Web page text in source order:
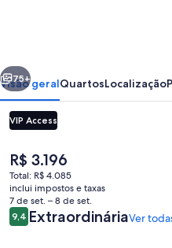
Próximo
75+
Visão geralQuartosLocalização
VIP Access
O
preço
atual
é
R$ 3.196
R$ 3.196
Total: R$ 4.085
inclui impostos e taxas
7 de set. – 8 de set.
Avaliações
9,49,4 de 10
ExtraordináriaVer